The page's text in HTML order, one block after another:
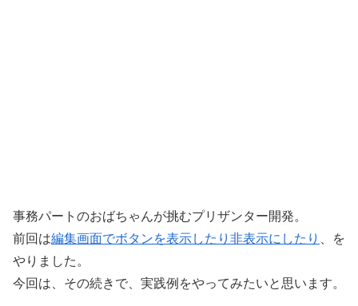
事務パートのおばちゃんが挑むプリザンター開発。
前回は編集画面でボタンを表示したり非表示にしたり
、を
やりました。
今回は、その続きで、実践例をやってみたいと思います。